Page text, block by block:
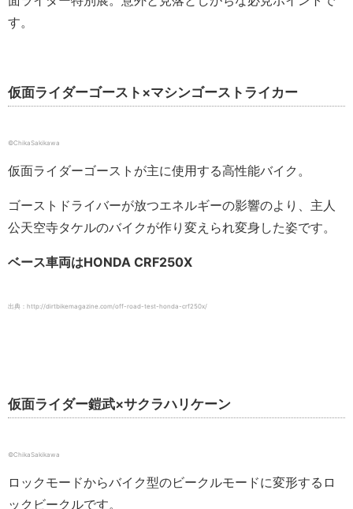
す。
仮面ライダーゴースト×マシンゴーストライカー
©ChikaSakikawa
仮面ライダーゴーストが主に使用する高性能バイク。
ゴーストドライバーが放つエネルギーの影響のより、主人
公天空寺タケルのバイクが作り変えられ変身した姿です。
ベース車両はHONDA CRF250X
出典：http://dirtbikemagazine.com/off-road-test-honda-crf250x/
仮面ライダー鎧武×サクラハリケーン
©ChikaSakikawa
ロックモードからバイク型のビークルモードに変形するロ
ックビークルです。